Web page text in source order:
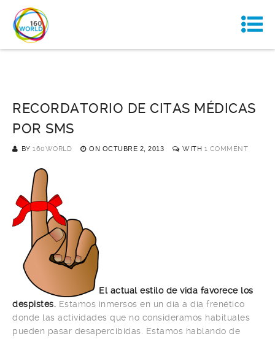
RECORDATORIO DE CITAS MÉDICAS
POR SMS
BY 160WORLD ON OCTUBRE 2, 2013 WITH 1 COMMENT
El actual estilo de vida favorece los
despistes. Estamos inmersos en un día a día frenético
donde las actividades que no consideramos habituales
pueden pasar desapercibidas. Estamos hablando de